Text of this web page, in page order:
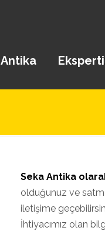
Antika
Seka Antika
olduğunuz ve
iletişime
İhtiyacımız olan